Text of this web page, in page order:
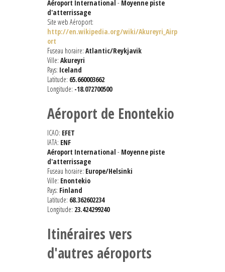
Aéroport International - Moyenne piste
d'atterrissage
Site web Aéroport:
http://en.wikipedia.org/wiki/Akureyri_Airp
ort
Fuseau horaire: Atlantic/Reykjavik
Ville: Akureyri
Pays: Iceland
Latitude: 65.660003662
Longitude: -18.072700500
Aéroport de Enontekio
ICAO: EFET
IATA: ENF
Aéroport International - Moyenne piste
d'atterrissage
Fuseau horaire: Europe/Helsinki
Ville: Enontekio
Pays: Finland
Latitude: 68.362602234
Longitude: 23.424299240
Itinéraires vers
d'autres aéroports